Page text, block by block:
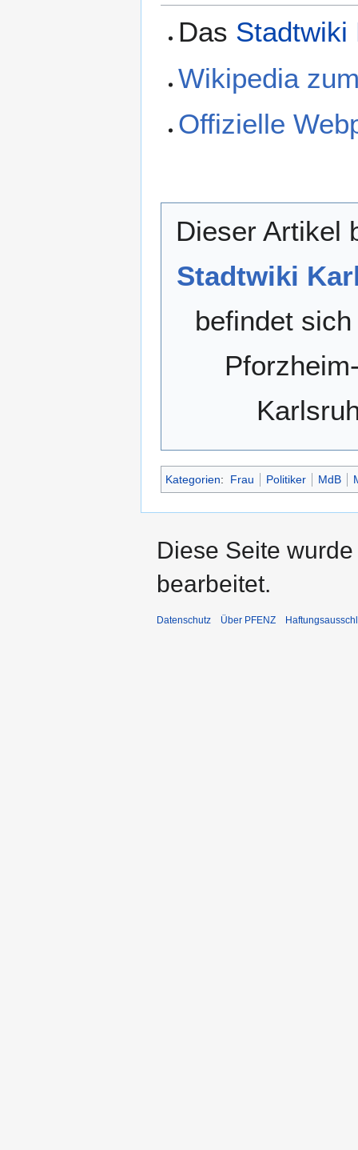
Das Stadtwiki
Wikipedia
Offizielle
Dieser Artikel
Stadtwiki
befindet
Kategorien: Frau Politiker MdB
Diese Seite
bearbeitet.
Datenschutz Über PFENZ